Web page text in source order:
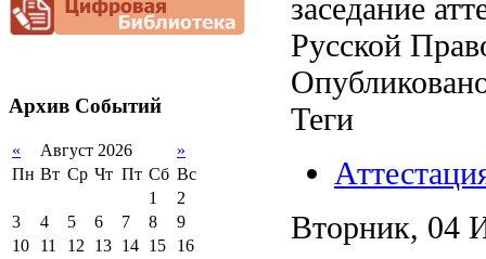
документационной
нагрузки
Архив Событий
« Август 2026
»
Пн Вт Ср Чт Пт Сб Вс
1
2
3
4 5 6 7 8
9
10
11 12 13 14 15
16
заседание
Русской
Теги
Вторник, 04